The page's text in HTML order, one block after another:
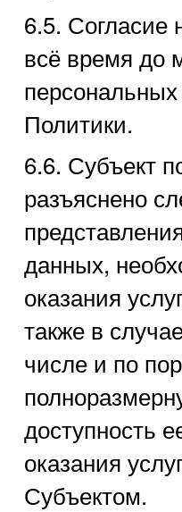
6.5. Согласие
всё время до
Политики.
6.6. Субъект
разъяснено
данных,
оказания
также в
числе и по
доступность
оказания
Субъектом.